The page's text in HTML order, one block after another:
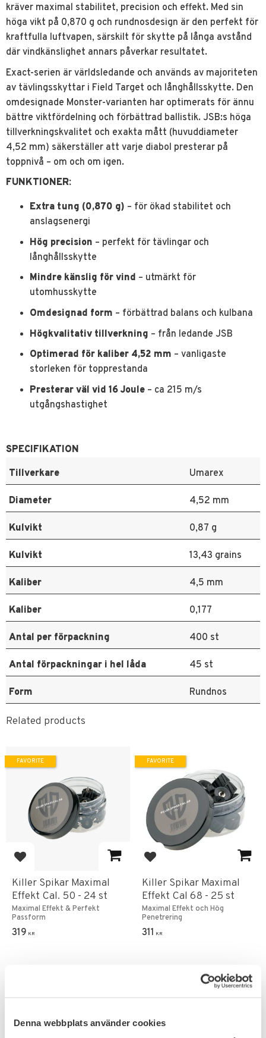
Denna webbplats använder cookies
kräver maximal stabilitet, precision och effekt. Med sin
höga vikt på 0,870 g och rundnosdesign är den perfekt för
kraftfulla luftvapen, särskilt för skytte på långa avstånd
där vindkänslighet annars påverkar resultatet.
Exact-serien är världsledande och används av majoriteten
av tävlingsskyttar i Field Target och långhållsskytte. Den
omdesignade Monster-varianten har optimerats för ännu
bättre viktfördelning och förbättrad ballistik. JSB:s höga
tillverkningskvalitet och exakta mått (huvuddiameter
4,52 mm) säkerställer att varje diabol presterar på
toppnivå – om och om igen.
FUNKTIONER:
Extra tung (0,870 g) – för ökad stabilitet och
anslagsenergi
Hög precision – perfekt för tävlingar och
långhållsskytte
Mindre känslig för vind – utmärkt för
utomhusskytte
Omdesignad form – förbättrad balans och kulbana
Högkvalitativ tillverkning – från ledande JSB
Optimerad för kaliber 4,52 mm – vanligaste
storleken för topprestanda
Presterar väl vid 16 Joule – ca 215 m/s
utgångshastighet
SPECIFIKATION
Tillverkare
Umarex
Diameter 4,52 mm
Kulvikt 0,87 g
Kulvikt 13,43 grains
Kaliber 4,5 mm
Kaliber 0,177
Antal per förpackning 400 st
Antal förpackningar i hel låda 45 st
Form Rundnos
Related products
Add to favorites
Killer Spikar Maximal
Effekt Cal. 50 - 24 st
Maximal Effekt & Perfekt
Passform
319 KR
FAVORITE
Add to favorites
Killer Spikar Maximal
Effekt Cal 68 - 25 st
Maximal Effekt och Hög
Penetrering
311 KR
FAVORITE
NYHET